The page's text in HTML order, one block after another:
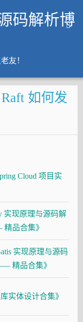
码解析博
友！
如何发
Cloud 项目实
实现原理与源码解
品合集》
实现原理与源码
精品合集》
库实体设计合集》